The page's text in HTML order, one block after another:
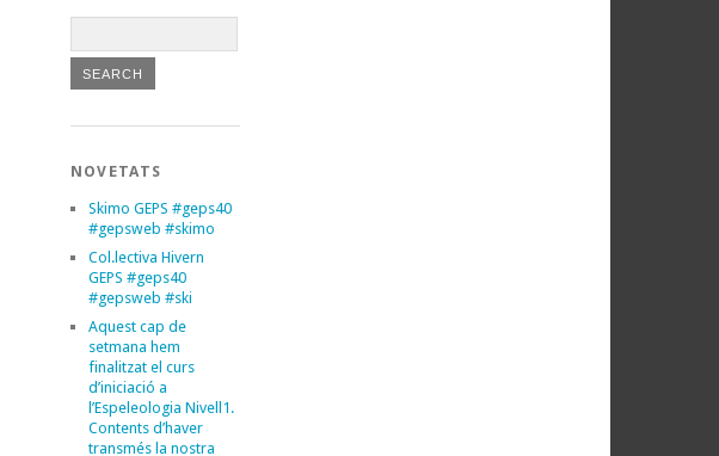
NOVETATS
Skimo GEPS #geps40
#gepsweb #skimo
Col.lectiva Hivern
GEPS #geps40
#gepsweb #ski
Aquest cap de
setmana hem
finalitzat el curs
d’iniciació a
l’Espeleologia Nivell1.
Contents d’haver
transmés la nostra